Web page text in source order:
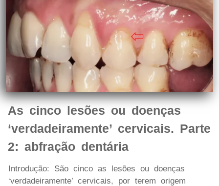
As cinco lesões ou doenças
‘verdadeiramente’ cervicais. Parte
2: abfração dentária
Introdução: São cinco as lesões ou doenças
‘verdadeiramente’ cervicais, por terem origem